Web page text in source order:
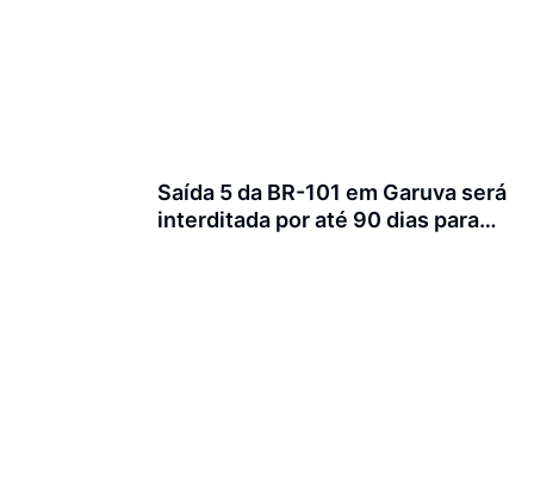
Saída 5 da BR-101 em Garuva será
interditada por até 90 dias para